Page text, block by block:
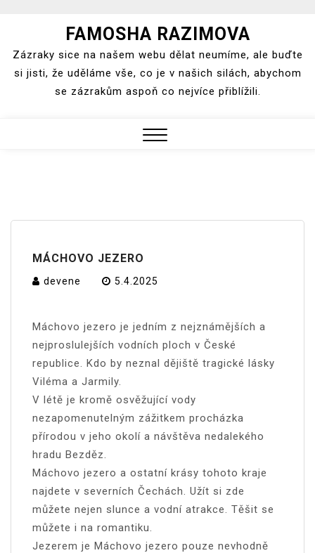
content
FAMOSHA RAZIMOVA
Zázraky sice na našem webu dělat neumíme, ale buďte
si jisti, že uděláme vše, co je v našich silách, abychom
se zázrakům aspoň co nejvíce přiblížili.
MÁCHOVO JEZERO
devene 5.4.2025
Máchovo jezero je jedním z nejznámějších a
nejproslulejších vodních ploch v České
republice. Kdo by neznal dějiště tragické lásky
Viléma a Jarmily.
V létě je kromě osvěžující vody
nezapomenutelným zážitkem procházka
přírodou v jeho okolí a návštěva nedalekého
hradu Bezděz.
Máchovo jezero a ostatní krásy tohoto kraje
najdete v severních Čechách. Užít si zde
můžete nejen slunce a vodní atrakce. Těšit se
můžete i na romantiku.
Jezerem je Máchovo jezero pouze nevhodně